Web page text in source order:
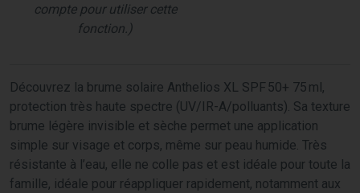
compte pour utiliser cette
fonction.)
Découvrez la brume solaire Anthelios XL SPF 50+ 75 ml,
protection très haute spectre (UV/IR-A/polluants). Sa texture
brume légère invisible et sèche permet une application
simple sur visage et corps, même sur peau humide. Très
résistante à l’eau, elle ne colle pas et est idéale pour toute la
famille, idéale pour réappliquer rapidement, notamment aux